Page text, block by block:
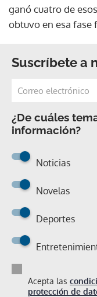
ganó cuatro de
obtuvo en esa fase
Suscríbete a
¿De cuáles
información?
Noticias
Novelas
Deportes
Acepta las
protección de